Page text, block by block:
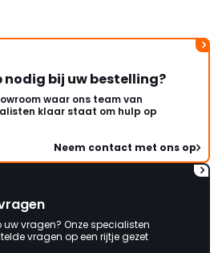
nodig bij uw bestelling?
waar ons team van
klaar staat om hulp op
Neem contact met ons op
vragen? Onze specialisten
vragen op een rijtje gezet